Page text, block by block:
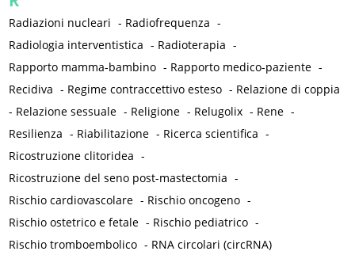
Radiazioni nucleari - Radiofrequenza -
Radiologia interventistica - Radioterapia -
Rapporto mamma-bambino - Rapporto medico-paziente -
Recidiva - Regime contraccettivo esteso - Relazione di coppia
- Relazione sessuale - Religione - Relugolix - Rene -
Resilienza - Riabilitazione - Ricerca scientifica -
Ricostruzione clitoridea -
Ricostruzione del seno post-mastectomia -
Rischio cardiovascolare - Rischio oncogeno -
Rischio ostetrico e fetale - Rischio pediatrico -
Rischio tromboembolico - RNA circolari (circRNA)